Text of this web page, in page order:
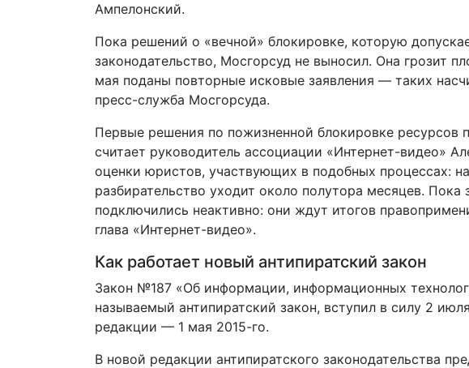
Ампелонский.
Пока решений о «вечной» блокировке, которую
законодательство, Мосгорсуд не выносил. Она грозит
мая поданы повторные исковые заявления — таких
пресс-служба Мосгорсуда.
Первые решения по пожизненной блокировке ресурсов
считает руководитель ассоциации «Интернет-видео»
оценки юристов, участвующих в подобных процессах:
разбирательство уходит около полутора месяцев. Пока
подключились неактивно: они ждут итогов
глава «Интернет-видео».
Как работает новый антипиратский закон
Закон №187 «Об информации, информационных
называемый антипиратский закон, вступил в силу 2
редакции — 1 мая 2015-го.
В новой редакции антипиратского законодательства